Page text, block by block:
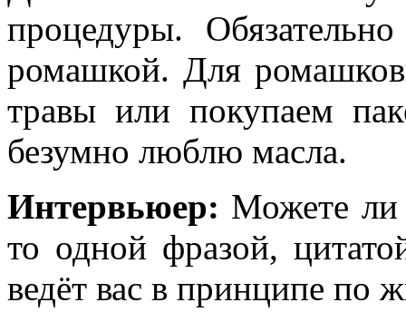
процедуры.
ромашкой. Для
травы или покупаем
безумно люблю масла.
Интервьюер: Можете ли
то одной фразой,
ведёт вас в принципе по